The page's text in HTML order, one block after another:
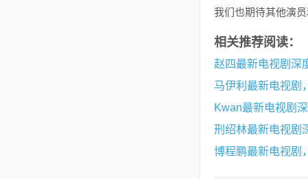
我们也期待其他演
相关推荐阅读：
赵四最新电视剧深
马伊利最新电视剧
Kwan最新电视剧
刑绍林最新电视剧
博程鹏最新电视剧